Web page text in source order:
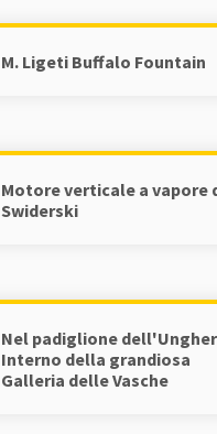
M. Ligeti Buffalo Fountain
Motore verticale a vapore
Swiderski
Nel padiglione
Interno della grandiosa
Galleria delle Vasche